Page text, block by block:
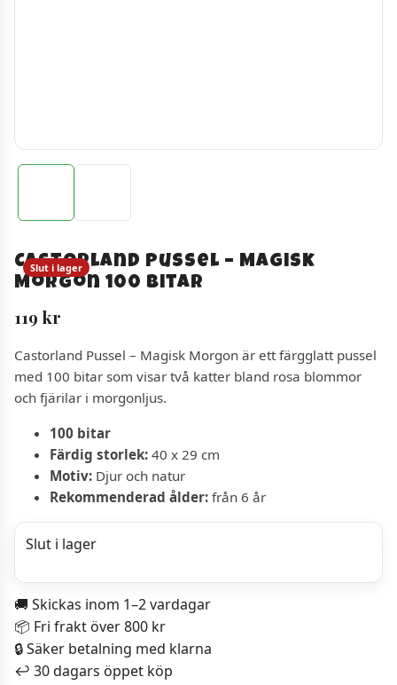
Castorland Pussel – Magisk
Morgon 100 Bitar
119 kr
Slut i lager
Castorland Pussel – Magisk Morgon är ett färgglatt pussel
med 100 bitar som visar två katter bland rosa blommor
och fjärilar i morgonljus.
100 bitar
Färdig storlek: 40 x 29 cm
Motiv: Djur och natur
Rekommenderad ålder: från 6 år
Slut i lager
🚚 Skickas inom 1–2 vardagar
📦 Fri frakt över 800 kr
🔒 Säker betalning med klarna
↩️ 30 dagars öppet köp